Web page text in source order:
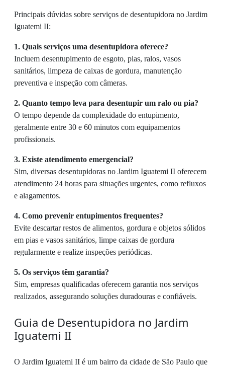
Principais dúvidas sobre serviços de desentupidora no Jardim
Iguatemi II:
1. Quais serviços uma desentupidora oferece?
Incluem desentupimento de esgoto, pias, ralos, vasos
sanitários, limpeza de caixas de gordura, manutenção
preventiva e inspeção com câmeras.
2. Quanto tempo leva para desentupir um ralo ou pia?
O tempo depende da complexidade do entupimento,
geralmente entre 30 e 60 minutos com equipamentos
profissionais.
3. Existe atendimento emergencial?
Sim, diversas desentupidoras no Jardim Iguatemi II oferecem
atendimento 24 horas para situações urgentes, como refluxos
e alagamentos.
4. Como prevenir entupimentos frequentes?
Evite descartar restos de alimentos, gordura e objetos sólidos
em pias e vasos sanitários, limpe caixas de gordura
regularmente e realize inspeções periódicas.
5. Os serviços têm garantia?
Sim, empresas qualificadas oferecem garantia nos serviços
realizados, assegurando soluções duradouras e confiáveis.
Guia de Desentupidora no Jardim
Iguatemi II
O Jardim Iguatemi II é um bairro da cidade de São Paulo que